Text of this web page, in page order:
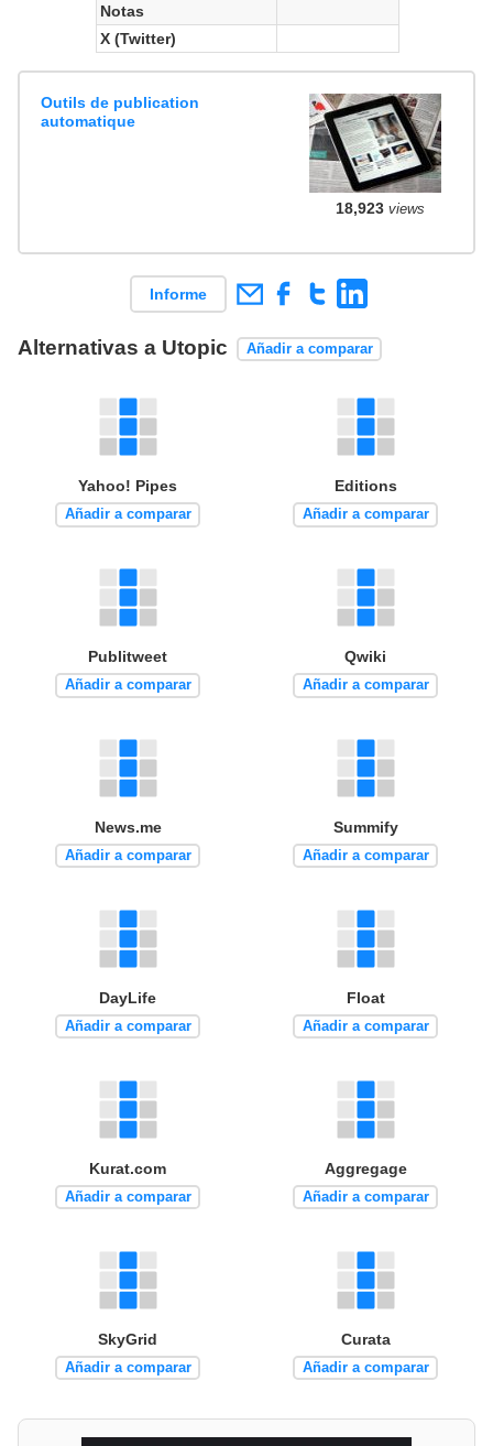
Notas
X (Twitter)
Outils de publication
automatique
18,923views
Informe
Alternativas a Utopic Añadir a comparar
Yahoo! Pipes
Añadir a comparar
Editions
Añadir a comparar
Publitweet
Añadir a comparar
Qwiki
Añadir a comparar
News.me
Añadir a comparar
Summify
Añadir a comparar
DayLife
Añadir a comparar
Float
Añadir a comparar
Kurat.com
Añadir a comparar
Aggregage
Añadir a comparar
SkyGrid
Añadir a comparar
Curata
Añadir a comparar